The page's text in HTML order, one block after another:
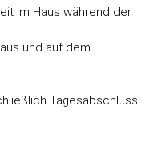
im Haus während der
und auf dem
Tagesabschluss